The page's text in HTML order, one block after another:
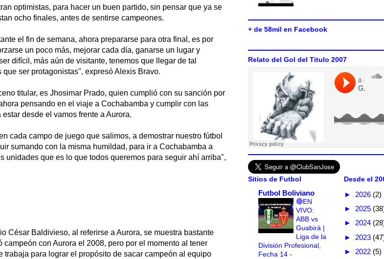
optimistas, para hacer un buen partido, sin pensar que ya se
ocho finales, antes de sentirse campeones.
el fin de semana, ahora prepararse para otra final, es por
un poco más, mejorar cada día, ganarse un lugar y
difícil, más aún de visitante, tenemos que llegar de tal
ser protagonistas", expresó Alexis Bravo.
titular, es Jhosimar Prado, quien cumplió con su sanción por
pensando en el viaje a Cochabamba y cumplir con las
desde el vamos frente a Aurora.
cada campo de juego que salimos, a demostrar nuestro fútbol
sumando con la misma humildad, para ir a Cochabamba a
unidades que es lo que todos queremos para seguir ahí arriba",
César Baldivieso, al referirse a Aurora, se muestra bastante
con Aurora el 2008, pero por el momento al tener
trabaja para lograr el propósito de sacar campeón al equipo
+ de 58mil en Facebook
Relato del Gol del Titulo 2007
Sitios de Futbol
Futbol Boliviano
🔴EN
VIVO:
ABB vs
Guabirá |
Liga de la
División Profesional,
Fecha 14 -
Desde el
► 2026 (2)
► 2025
► 2024
► 2023
► 2022 (5)